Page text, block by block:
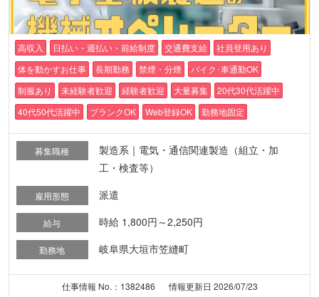
高収入 日払い・週払い・前給制度 交通費支給
社員登用あり
体を動かすお仕事
長期勤務 禁煙・分煙
バイク･車通勤OK
制服あり
未経験者歓迎 経験者歓迎 大量募集
20代30代活躍中
40代50代活躍中
ブランクOK Web登録OK 勤務地固定
募集職種
製造系｜電気・通信関連製造（組立・加
工・検査等）
雇用形態 派遣
給与 時給 1,800円～2,250円
勤務地 岐阜県大垣市笠縫町
仕事情報 No.：1382486
情報更新日 2026/07/23